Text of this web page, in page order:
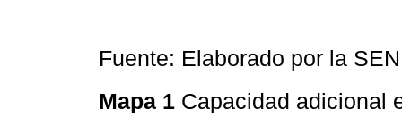
Fuente: Elaborado por la
Mapa 1 Capacidad adicional